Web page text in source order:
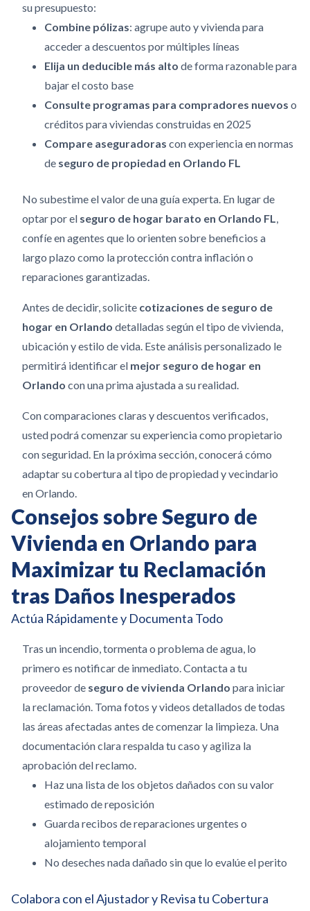
su presupuesto:
Combine pólizas: agrupe auto y vivienda para
acceder a descuentos por múltiples líneas
Elija un deducible más alto de forma razonable para
bajar el costo base
Consulte programas para compradores nuevos o
créditos para viviendas construidas en 2025
Compare aseguradoras con experiencia en normas
de seguro de propiedad en Orlando FL
No subestime el valor de una guía experta. En lugar de
optar por el seguro de hogar barato en Orlando FL,
confíe en agentes que lo orienten sobre beneficios a
largo plazo como la protección contra inflación o
reparaciones garantizadas.
Antes de decidir, solicite cotizaciones de seguro de
hogar en Orlando detalladas según el tipo de vivienda,
ubicación y estilo de vida. Este análisis personalizado le
permitirá identificar el mejor seguro de hogar en
Orlando con una prima ajustada a su realidad.
Con comparaciones claras y descuentos verificados,
usted podrá comenzar su experiencia como propietario
con seguridad. En la próxima sección, conocerá cómo
adaptar su cobertura al tipo de propiedad y vecindario
en Orlando.
Consejos sobre Seguro de
Vivienda en Orlando para
Maximizar tu Reclamación
tras Daños Inesperados
Actúa Rápidamente y Documenta Todo
Tras un incendio, tormenta o problema de agua, lo
primero es notificar de inmediato. Contacta a tu
proveedor de seguro de vivienda Orlando para iniciar
la reclamación. Toma fotos y videos detallados de todas
las áreas afectadas antes de comenzar la limpieza. Una
documentación clara respalda tu caso y agiliza la
aprobación del reclamo.
Haz una lista de los objetos dañados con su valor
estimado de reposición
Guarda recibos de reparaciones urgentes o
alojamiento temporal
No deseches nada dañado sin que lo evalúe el perito
Colabora con el Ajustador y Revisa tu Cobertura